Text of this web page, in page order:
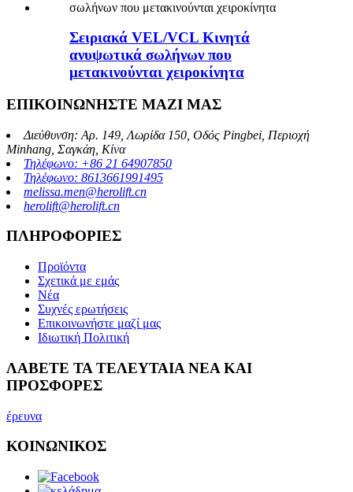
Σειριακά VEL/VCL Κινητά
ανυψωτικά σωλήνων που
μετακινούνται χειροκίνητα
ΕΠΙΚΟΙΝΩΝΗΣΤΕ ΜΑΖΙ ΜΑΣ
Διεύθυνση: Αρ. 149, Λωρίδα 150, Οδός Pingbei, Περιοχή
Minhang, Σαγκάη, Κίνα
Τηλέφωνο: +86 21 64907850
Τηλέφωνο: 8613661991495
melissa.men@herolift.cn
herolift@herolift.cn
ΠΛΗΡΟΦΟΡΙΕΣ
Προϊόντα
Σχετικά με εμάς
Νέα
Συχνές ερωτήσεις
Επικοινωνήστε μαζί μας
Ιδιωτική Πολιτική
ΛΑΒΕΤΕ ΤΑ ΤΕΛΕΥΤΑΙΑ ΝΕΑ ΚΑΙ
ΠΡΟΣΦΟΡΕΣ
έρευνα
ΚΟΙΝΩΝΙΚΟΣ